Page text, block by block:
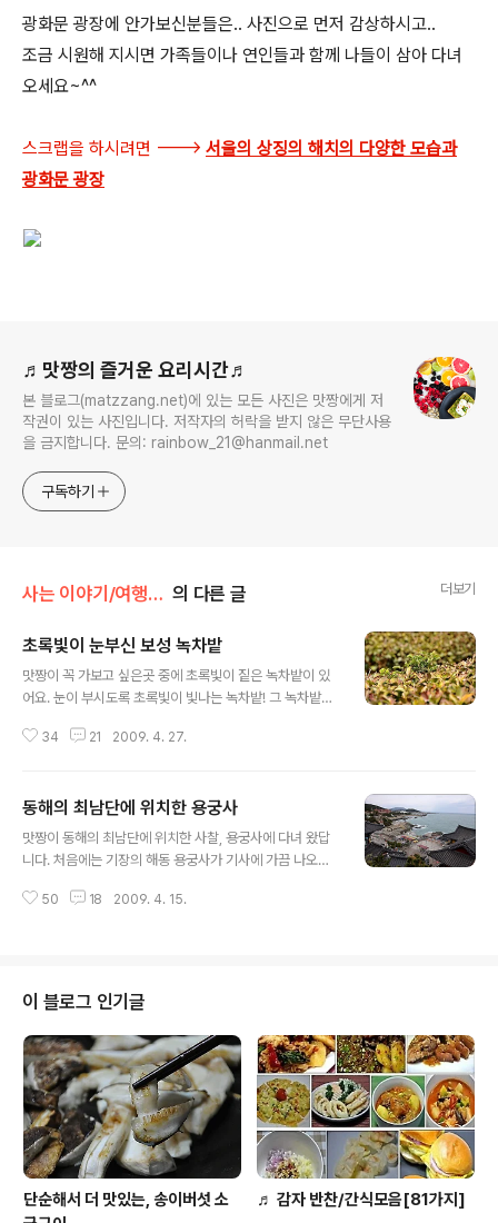
광화문 광장에 안가보신분들은.. 사진으로 먼저 감상하시고..
조금 시원해 지시면 가족들이나 연인들과 함께 나들이 삼아 다녀
오세요~^^
스크랩을 하시려면 ---> 서울의 상징의 해치의 다양한 모습과
광화문 광장
♬맛짱의 즐거운 요리시간♬
본 블로그(matzzang.net)에 있는 모든 사진은 맛짱에게 저
작권이 있는 사진입니다. 저작자의 허락을 받지 않은 무단사용
을 금지합니다. 문의: rainbow_21@hanmail.net
구독하기
사는 이야기/여행 이야기 의 다른 글 더보기
초록빛이 눈부신 보성 녹차밭
맛짱이 꼭 가보고 싶은곳 중에 초록빛이 짙은 녹차밭이 있
어요. 눈이 부시도록 초록빛이 빛나는 녹차밭! 그 녹차밭을
찍었더니.. 추천지가그중 규묘가 크고 관광지로 개방이 되
밭이고, 보성에서 녹차재배를 가장 먼저(1957년) 시작한
곳으로 조성된지가 50년이 넘었고,1994년에 관광농원으
로 인가를 받아 우리나라사람은 물론 .. 해외 관광객들에게
을 녹차수도라 불리울만큼 녹차의 대명사처럼 되었다. 녹
34 21 2009. 4. 27.
동해의 최남단에 위치한 용궁사
맛짱이 동해의 최남단에 위치한 사찰, 용궁사에 다녀 왔답
니다. 처음에는 기장의 해동 용궁사가 기사에 가끔 나오는
ㅋ 사찰안에 들어가면 바닥이 유리로 되어 절 집 아래의 바
관련자분게 여쭈어 보니.. 그 용궁사는 속초 어디에 위치를
하고 있다고 하네요...ㅎㅎ 그 곳이 아니라는 것에서..다소
실망은 했지만.. ^^;; 부산광역시 기장에 위치한 해동 용궁
사는 송정해수욕장 근처에 바다가에 인접해 있어 용궁사
주변에 빼어난 경관과 멋진 일출을 볼 수 있는 곳으로도 유
명하답니다. 맛짱..
50 18 2009. 4. 15.
이 블로그 인기글
단순해서 더 맛있는, 송이버섯 소
♬ 감자 반찬/간식모음[81가지]